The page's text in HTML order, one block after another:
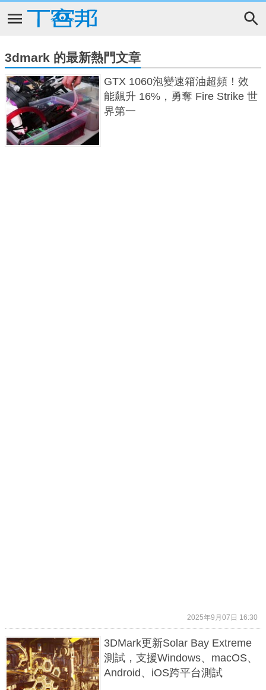
3dmark 的最新熱門文章
GTX 1060泡變速箱油超頻！效
能飆升 16%，勇奪 Fire Strike 世
界第一
2025年9月07日 16:30
3DMark更新Solar Bay Extreme
測試，支援Windows、macOS、
Android、iOS跨平台測試